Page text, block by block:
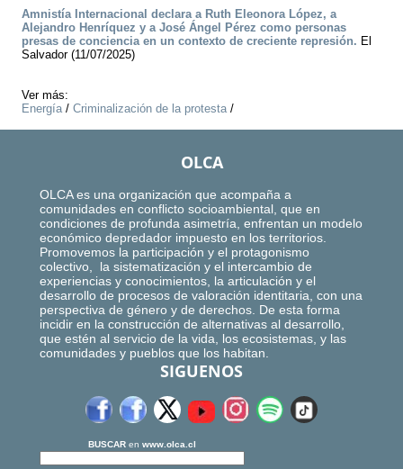
Amnistía Internacional declara a Ruth Eleonora López, a
Alejandro Henríquez y a José Ángel Pérez como personas
presas de conciencia en un contexto de creciente represión. El
Salvador (11/07/2025)
Ver más:
Energía/ Criminalización de la protesta/
OLCA
OLCA es una organización que acompaña a
comunidades en conflicto socioambiental, que en
condiciones de profunda asimetría, enfrentan un modelo
económico depredador impuesto en los territorios.
Promovemos la participación y el protagonismo
colectivo, la sistematización y el intercambio de
experiencias y conocimientos, la articulación y el
desarrollo de procesos de valoración identitaria, con una
perspectiva de género y de derechos. De esta forma
incidir en la construcción de alternativas al desarrollo,
que estén al servicio de la vida, los ecosistemas, y las
comunidades y pueblos que los habitan.
SIGUENOS
BUSCAR en www.olca.cl